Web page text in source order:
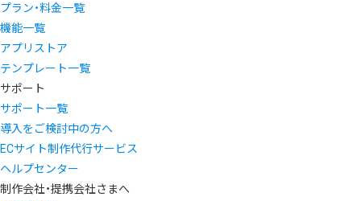
プラン・料金一覧
機能一覧
アプリストア
テンプレート一覧
サポート
サポート一覧
導入をご検討中の方へ
ECサイト制作代行サービス
ヘルプセンター
制作会社・提携会社さまへ